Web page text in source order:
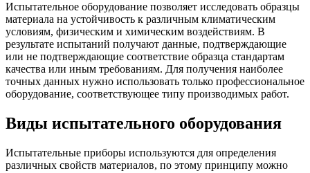
Испытательное оборудование позволяет исследовать образцы
материала на устойчивость к различным климатическим
условиям, физическим и химическим воздействиям. В
результате испытаний получают данные, подтверждающие
или не подтверждающие соответствие образца стандартам
качества или иным требованиям. Для получения наиболее
точных данных нужно использовать только профессиональное
оборудование, соответствующее типу производимых работ.
Виды испытательного оборудования
Испытательные приборы используются для определения
различных свойств материалов, по этому принципу можно